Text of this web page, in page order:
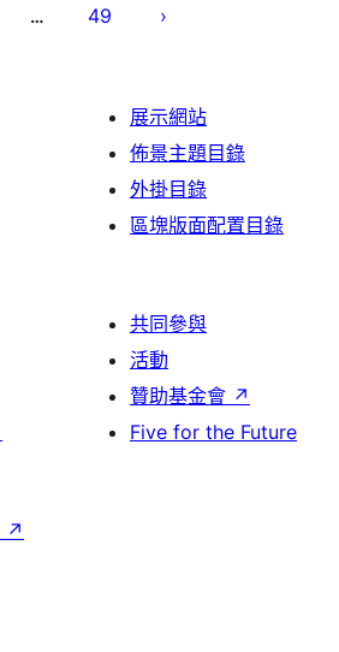
… 49
展示網站
佈景主題目錄
外掛目錄
區塊版面配置目錄
共同參與
活動
贊助基金會 ↗
Five for the Future
↗